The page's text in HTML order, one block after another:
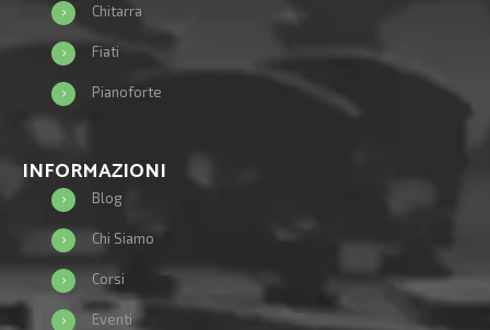
Chitarra
Fiati
Pianoforte
INFORMAZIONI
Blog
Chi Siamo
Corsi
Eventi